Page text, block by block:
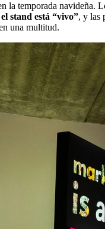
la temporada
el stand está “vivo”, y las
una multitud.